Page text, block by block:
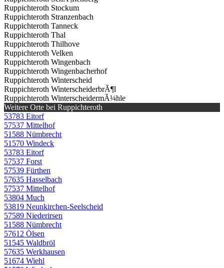
Ruppichteroth Stockum
Ruppichteroth Stranzenbach
Ruppichteroth Tanneck
Ruppichteroth Thal
Ruppichteroth Thilhove
Ruppichteroth Velken
Ruppichteroth Wingenbach
Ruppichteroth Wingenbacherhof
Ruppichteroth Winterscheid
Ruppichteroth WinterscheiderbrÃ¶l
Ruppichteroth WinterscheidermÃ¼hle
Weitere Orte bei Ruppichteroth
53783 Eitorf
57537 Mittelhof
51588 Nümbrecht
51570 Windeck
53783 Eitorf
57537 Forst
57539 Fürthen
57635 Hasselbach
57537 Mittelhof
53804 Much
53819 Neunkirchen-Seelscheid
57589 Niederirsen
51588 Nümbrecht
57612 Ölsen
51545 Waldbröl
57635 Werkhausen
51674 Wiehl